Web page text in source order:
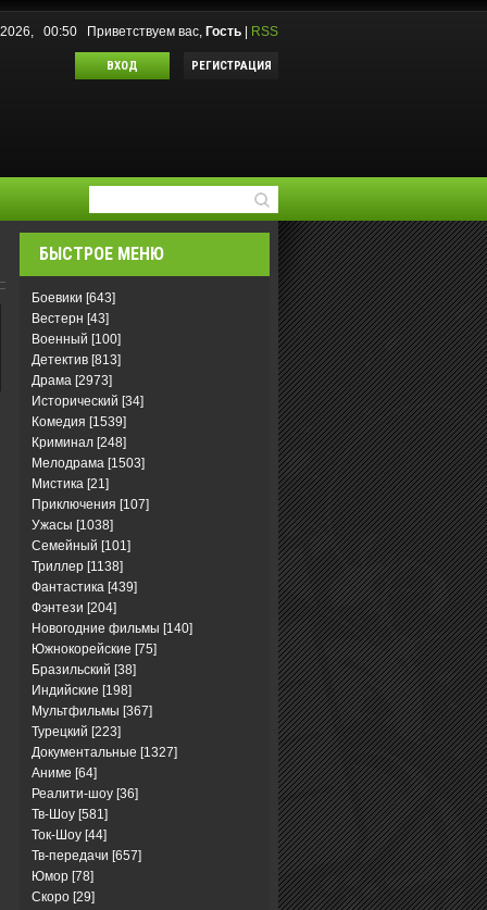
00:50 Приветствуем вас, Гость RSS
ВХОД РЕГИСТРАЦИЯ
БЫСТРОЕ МЕНЮ
Боевики [643]
Вестерн [43]
Военный [100]
Детектив [813]
Драма [2973]
Исторический [34]
Комедия [1539]
Криминал [248]
Мелодрама [1503]
Мистика [21]
Приключения [107]
Ужасы [1038]
Семейный [101]
Триллер [1138]
Фантастика [439]
Фэнтези [204]
Новогодние фильмы [140]
Южнокорейские [75]
Бразильский [38]
Индийские [198]
Мультфильмы [367]
Турецкий [223]
Документальные [1327]
Аниме [64]
Реалити-шоу [36]
Тв-Шоу [581]
Ток-Шоу [44]
Тв-передачи [657]
Юмор [78]
Скоро [29]